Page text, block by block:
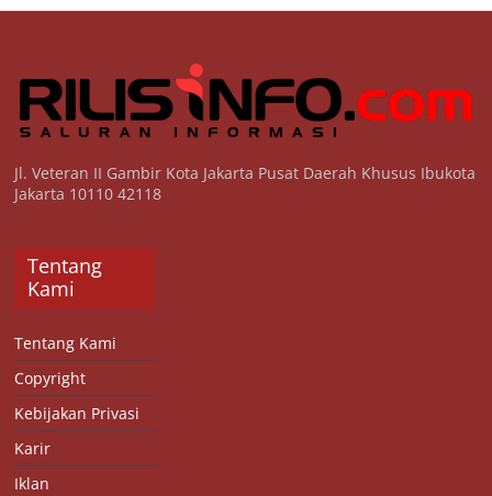
Jl. Veteran II Gambir Kota Jakarta Pusat Daerah Khusus Ibukota
Jakarta 10110 42118
Tentang
Kami
Tentang Kami
Copyright
Kebijakan Privasi
Karir
Iklan